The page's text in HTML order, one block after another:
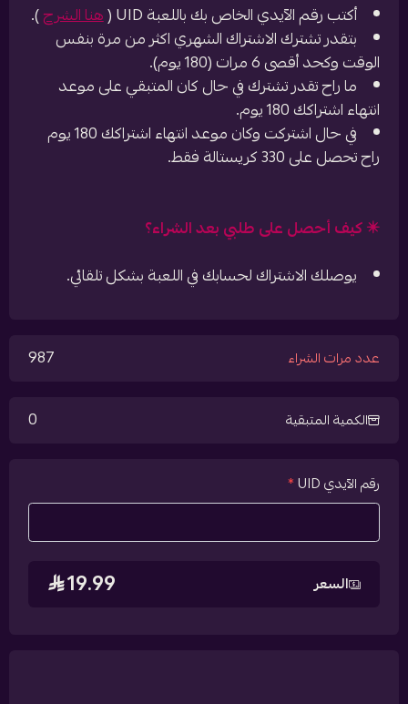
أكتب رقم الآيدي الخاص بك باللعبة UID (
هنا الشرح).
بتقدر تشترك الاشتراك الشهري اكثر من مرة بنفس
الوقت وكحد أقصى 6 مرات (180 يوم).
ما راح تقدر تشترك في حال كان المتبقي على موعد
انتهاء اشتراكك 180 يوم.
في حال اشتركت وكان موعد انتهاء اشتراكك 180 يوم
راح تحصل على 330 كريستالة فقط.
✴️ كيف أحصل على طلبي بعد الشراء؟
يوصلك الاشتراك لحسابك في اللعبة بشكل تلقائي.
عدد مرات الشراء 987
الكمية المتبقية 0
رقم الآيدي UID *
السعر 19.99